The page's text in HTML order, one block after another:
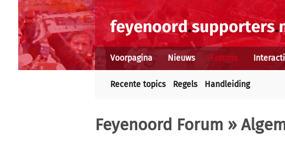
Voorpagina Nieuws Forums
Recente topics Regels Handleiding
Feyenoord Forum »